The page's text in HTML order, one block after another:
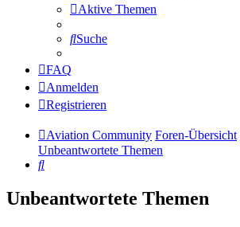
Aktive Themen
Suche
FAQ
Anmelden
Registrieren
Aviation Community Foren-Übersicht
Unbeantwortete Themen
Suche
Unbeantwortete Themen